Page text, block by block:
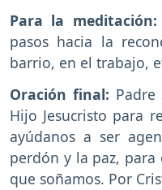
Para la meditación:
pasos hacia la
barrio, en el trabajo,
Oración final:
Hijo Jesucristo para
ayúdanos a ser
perdón y la paz,
que soñamos. Por